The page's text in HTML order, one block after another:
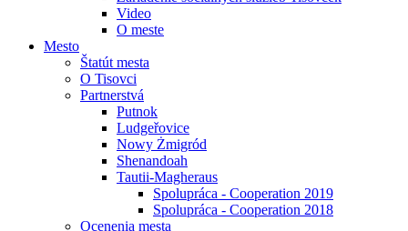
Video
O meste
Mesto
Štatút mesta
O Tisovci
Partnerstvá
Putnok
Ludgeřovice
Nowy Żmigród
Shenandoah
Tautii-Magheraus
Spolupráca - Cooperation 2019
Spolupráca - Cooperation 2018
Ocenenia mesta